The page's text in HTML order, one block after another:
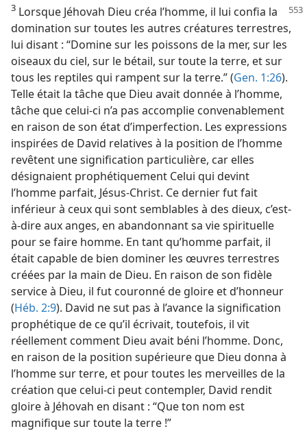
3 Lorsque Jéhovah Dieu créa l’homme, il lui confia la
domination sur toutes les autres créatures terrestres,
lui disant : “Domine sur les poissons de la mer, sur les
oiseaux du ciel, sur le bétail, sur toute la terre, et sur
tous les reptiles qui rampent sur la terre.” (Gen. 1:26).
Telle était la tâche que Dieu avait donnée à l’homme,
tâche que celui-ci n’a pas accomplie convenablement
en raison de son état d’imperfection. Les expressions
inspirées de David relatives à la position de l’homme
revêtent une signification particulière, car elles
désignaient prophétiquement Celui qui devint
l’homme parfait, Jésus-Christ. Ce dernier fut fait
inférieur à ceux qui sont semblables à des dieux, c’est-
à-dire aux anges, en abandonnant sa vie spirituelle
pour se faire homme. En tant qu’homme parfait, il
était capable de bien dominer les œuvres terrestres
créées par la main de Dieu. En raison de son fidèle
service à Dieu, il fut couronné de gloire et d’honneur
(Héb. 2:9). David ne sut pas à l’avance la signification
prophétique de ce qu’il écrivait, toutefois, il vit
réellement comment Dieu avait béni l’homme. Donc,
en raison de la position supérieure que Dieu donna à
l’homme sur terre, et pour toutes les merveilles de la
création que celui-ci peut contempler, David rendit
gloire à Jéhovah en disant : “Que ton nom est
magnifique sur toute la terre !”